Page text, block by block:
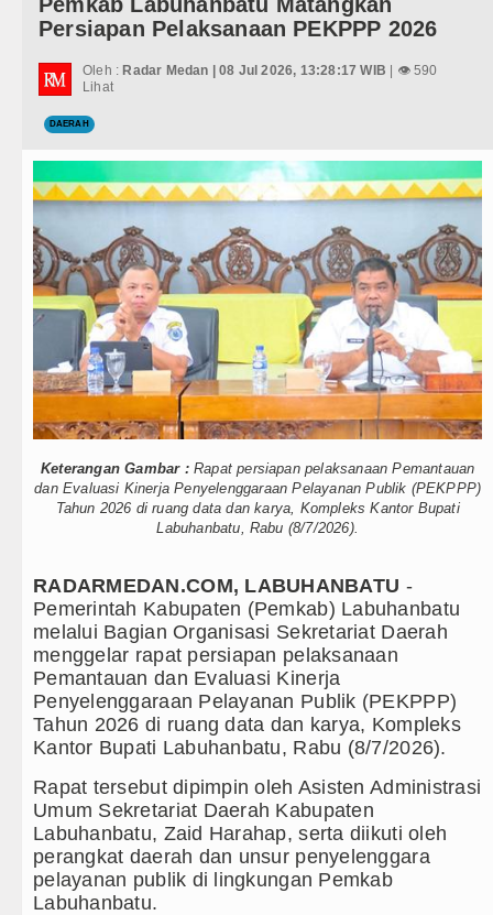
Politik
Olahraga
Internasional
Wisata
TIPS dan TRIK
+ Lainnya
Video
Kesehatan
Kuliner
Liverpool vs Monaco Laga
Manchester City vs Atletico
Gubernur Bobby Nasution
Kapolda Sumut Rombak
Wabup Deli Serdang Lantik 25
Ketua GRIB Jaya Labuhanbatu
Gubernur Bobby Nasution Minta
Rico Waas : Kemerdekaan
Kurang dari 6 Jam, Polsek
Liverpool vs Monaco Laga
Manchester City vs Atletico
Serapan Anggaran Terendah,
Gubernur Bobby Nasution
Kapolda Sumut Rombak
Wabup Deli Serdang Lantik 25
Ketua GRIB Jaya Labuhanbatu
Gubernur Bobby Nasution Minta
Rico Waas : Kemerdekaan
Persiapan Pelaksanaan PEKPPP 2026
Oleh : Radar Medan | 08 Jul 2026, 13:28:17 WIB | 👁 590
Lihat
DAERAH
Keterangan Gambar :Rapat persiapan pelaksanaan Pemantauan
dan Evaluasi Kinerja Penyelenggaraan Pelayanan Publik (PEKPPP)
Tahun 2026 di ruang data dan karya, Kompleks Kantor Bupati
Labuhanbatu, Rabu (8/7/2026).
RADARMEDAN.COM, LABUHANBATU -
Pemerintah Kabupaten (Pemkab) Labuhanbatu
melalui Bagian Organisasi Sekretariat Daerah
menggelar rapat persiapan pelaksanaan
Pemantauan dan Evaluasi Kinerja
Penyelenggaraan Pelayanan Publik (PEKPPP)
Tahun 2026 di ruang data dan karya, Kompleks
Kantor Bupati Labuhanbatu, Rabu (8/7/2026).
Rapat tersebut dipimpin oleh Asisten Administrasi
Umum Sekretariat Daerah Kabupaten
Labuhanbatu, Zaid Harahap, serta diikuti oleh
perangkat daerah dan unsur penyelenggara
pelayanan publik di lingkungan Pemkab
Labuhanbatu.